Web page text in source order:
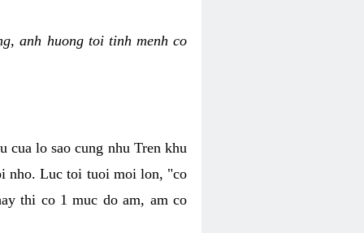
anh huong toi tinh menh co
cua lo sao cung nhu Tren khu
nho. Luc toi tuoi moi lon, "co
thi co 1 muc do am, am co